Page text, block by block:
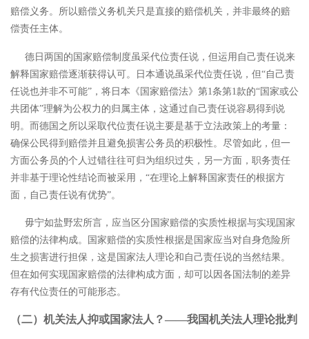
赔偿义务。所以赔偿义务机关只是直接的赔偿机关，并非最终的赔
偿责任主体。
德日两国的国家赔偿制度虽采代位责任说，但运用自己责任说来
解释国家赔偿逐渐获得认可。日本通说虽采代位责任说，但“自己责
任说也并非不可能”，将日本《国家赔偿法》第1条第1款的“国家或公
共团体”理解为公权力的归属主体，这通过自己责任说容易得到说
明。 而德国之所以采取代位责任说主要是基于立法政策上的考量：
确保公民得到赔偿并且避免损害公务员的积极性。 尽管如此，但一
方面公务员的个人过错往往可归为组织过失，另一方面，职务责任
并非基于理论性结论而被采用，“在理论上解释国家责任的根据方
面，自己责任说有优势”。
毋宁如盐野宏所言，应当区分国家赔偿的实质性根据与实现国家
赔偿的法律构成。国家赔偿的实质性根据是国家应当对自身危险所
生之损害进行担保，这是国家法人理论和自己责任说的当然结果。
但在如何实现国家赔偿的法律构成方面，却可以因各国法制的差异
存有代位责任的可能形态。
（二）机关法人抑或国家法人？――我国机关法人理论批判